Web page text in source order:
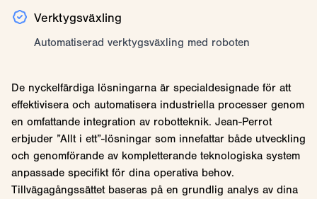
Verktygsväxling
Automatiserad verktygsväxling med roboten
De nyckelfärdiga lösningarna är specialdesignade för att
effektivisera och automatisera industriella processer genom
en omfattande integration av robotteknik. Jean-Perrot
erbjuder ”Allt i ett”-lösningar som innefattar både utveckling
och genomförande av kompletterande teknologiska system
anpassade specifikt för dina operativa behov.
Tillvägagångssättet baseras på en grundlig analys av dina